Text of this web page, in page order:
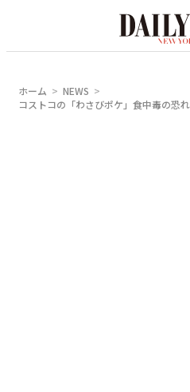
ホーム
NEWS
コストコの「わさびポケ」食中毒の恐